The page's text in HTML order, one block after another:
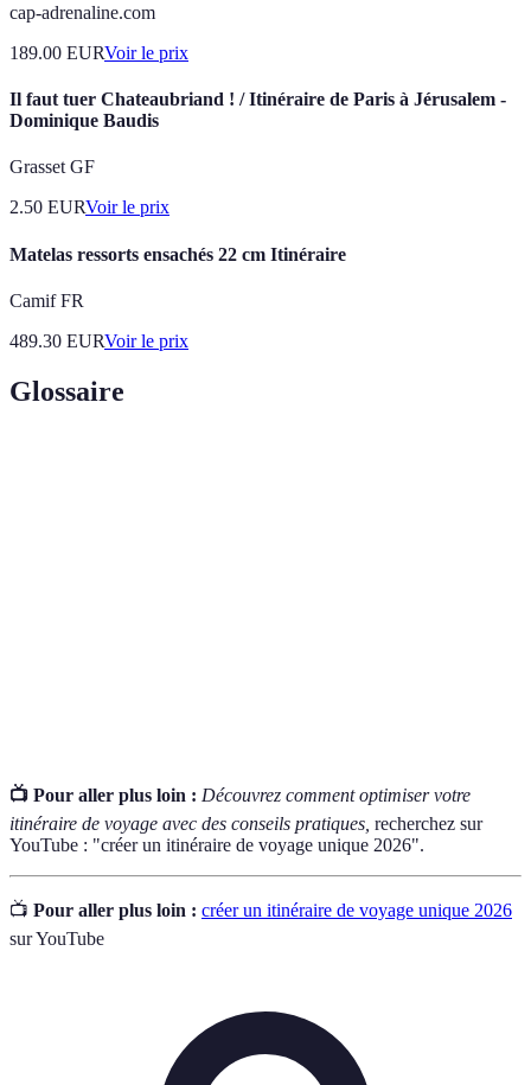
cap-adrenaline.com
189.00 EURVoir le prix
Il faut tuer Chateaubriand ! / Itinéraire de Paris à Jérusalem -
Dominique Baudis
Grasset GF
2.50 EURVoir le prix
Matelas ressorts ensachés 22 cm Itinéraire
Camif FR
489.30 EURVoir le prix
Glossaire
📺 Pour aller plus loin : Découvrez comment optimiser votre
itinéraire de voyage avec des conseils pratiques, recherchez sur
YouTube : "créer un itinéraire de voyage unique 2026".
📺 Pour aller plus loin : créer un itinéraire de voyage unique 2026
sur YouTube